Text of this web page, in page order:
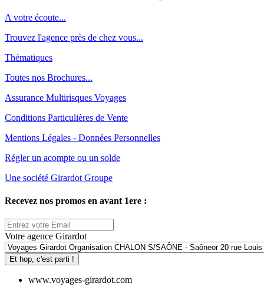
A votre écoute...
Trouvez l'agence près de chez vous...
Thématiques
Toutes nos Brochures...
Assurance Multirisques Voyages
Conditions Particulières de Vente
Mentions Légales - Données Personnelles
Régler un acompte ou un solde
Une société Girardot Groupe
Recevez nos promos en avant 1ere :
Votre agence Girardot
Et hop, c'est parti !
www.voyages-girardot.com